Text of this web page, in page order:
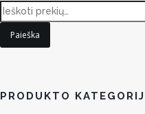
Paieška
PRODUKTO